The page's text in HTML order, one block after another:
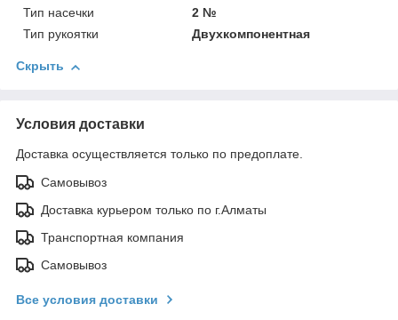
Тип насечки
2 №
Тип рукоятки
Двухкомпонентная
Скрыть
Условия доставки
Доставка осуществляется только по предоплате.
Самовывоз
Доставка курьером только по г.Алматы
Транспортная компания
Самовывоз
Все условия доставки